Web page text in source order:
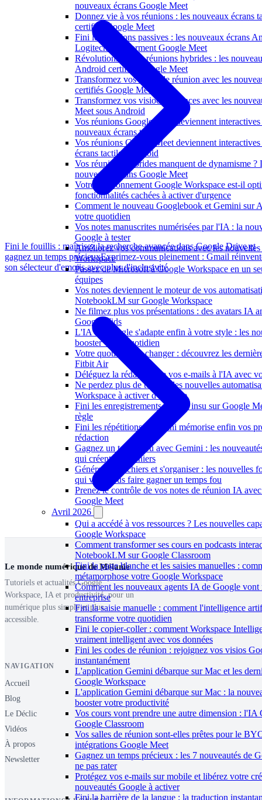
nouveaux écrans Google Meet
Donnez vie à vos réunions : les nouveaux écrans
certifiés Google Meet
Fini les réunions passives : les nouveaux écrans
Logitech transforment Google Meet
Révolutionnez vos réunions hybrides : les
Android certifiés Google Meet
Transformez vos salles de réunion avec les
certifiés Google Meet
Transformez vos visioconférences avec les
Meet sous Android
Vos réunions Google Meet deviennent
nouveaux écrans tactiles
Vos réunions Google Meet deviennent
écrans tactiles Android
Vos réunions hybrides manquent de dynamisme ?
nouveaux écrans Google Meet
Votre environnement Google Workspace est-il
fonctionnalités cachées à activer d'urgence
Comment le nouveau Googlebook et Gemini sur
votre quotidien
Vos notes manuscrites numérisées par l'IA : la
Google à tester
Améliorez vos communications avec les
Workspace
Passez de Microsoft à Google Workspace en un
équipes
Vos notes deviennent le moteur de vos
NotebookLM sur Google Workspace
Ne filmez plus vos présentations : des avatars IA
Google Vids
L'IA de Google s'adapte enfin à votre style : les
booster votre quotidien
Votre quotidien va changer : découvrez les
Fitbit Air
Déléguez la rédaction de vos e-mails à l'IA avec
Ne perdez plus de temps : les nouvelles
Workspace à activer d'urgence
Fini les enregistrements à votre insu sur Google
règle
Fini les répétitions : Gemini mémorise enfin vos
rédaction
Gagnez un temps fou avec Gemini : les
qui créent vos fichiers
Générer des fichiers et s'organiser : les nouvelles
qui vont vous faire gagner un temps fou
Prenez le contrôle de vos notes de réunion IA
Google Meet
Avril 2026
Qui a accédé à vos ressources ? Les nouvelles
Google Workspace
Comment transformer ses cours en podcasts
NotebookLM sur Google Classroom
Fini la page blanche et les saisies manuelles :
métamorphose votre Google Workspace
Comment les nouveaux agents IA de Google
entreprise
Fini la saisie manuelle : comment l'intelligence
transforme votre quotidien
Fini le copier-coller : comment Workspace
vraiment intelligent avec vos données
Fini les codes de réunion : rejoignez vos visios
instantanément
L'application Gemini débarque sur Mac et les
Google Workspace
L'application Gemini débarque sur Mac : la
booster votre productivité
Vos cours vont prendre une autre dimension : l'IA
Google Classroom
Vos salles de réunion sont-elles prêtes pour le
intégrations Google Meet
Gagnez un temps précieux : les 7 nouveautés de
ne pas rater
Protégez vos e-mails sur mobile et libérez votre
nouveautés Google à activer
Fini la barrière de la langue : la traduction
Fini le fouillis : maîtrisez la recherche avancée dans Google Drive et
gagnez un temps précieuxExprimez-vous pleinement : Gmail
son sélecteur d'emojis avec plus d'inclusivité
Le monde numérique de Mélanie
Tutoriels et actualités Google
Workspace, IA et productivité, pour un
numérique plus simple et plus
accessible.
NAVIGATION
Accueil
Blog
Le Déclic
Vidéos
À propos
Newsletter